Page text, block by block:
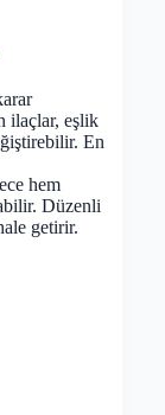
ilaçlar, eşlik
En
hem
Düzenli
getirir.